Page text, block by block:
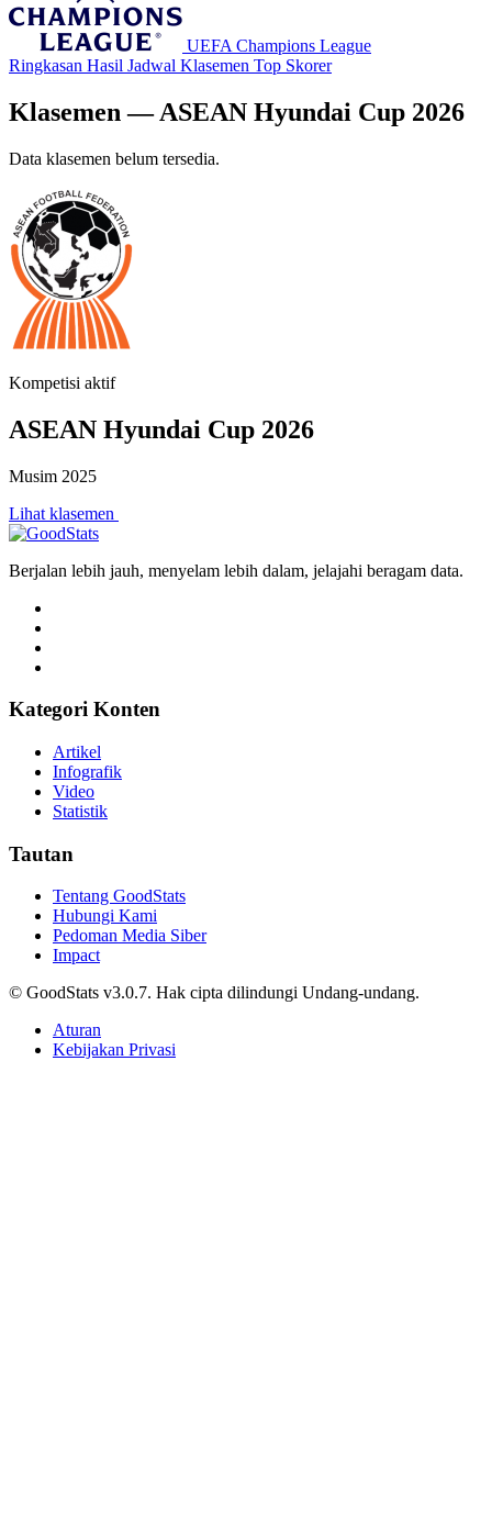
UEFA Champions League
Ringkasan Hasil Jadwal Klasemen Top Skorer
Klasemen — ASEAN Hyundai Cup 2026
Data klasemen belum tersedia.
Kompetisi aktif
ASEAN Hyundai Cup 2026
Musim 2025
Lihat klasemen
Berjalan lebih jauh, menyelam lebih dalam, jelajahi beragam data.
Kategori Konten
Artikel
Infografik
Video
Statistik
Tautan
Tentang GoodStats
Hubungi Kami
Pedoman Media Siber
Impact
© GoodStats v3.0.7. Hak cipta dilindungi Undang-undang.
Aturan
Kebijakan Privasi